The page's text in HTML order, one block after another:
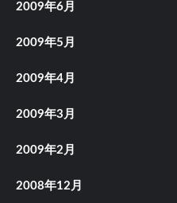
2009年6月
2009年5月
2009年4月
2009年3月
2009年2月
2008年12月